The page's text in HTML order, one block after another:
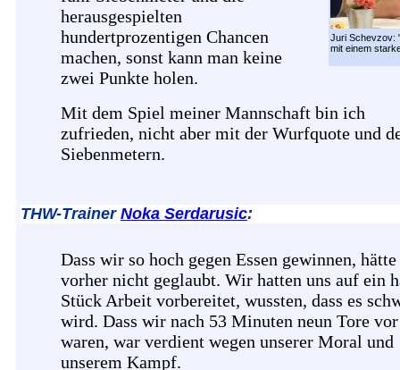
Juri Schevzov:
mit einem
herausgespielten
hundertprozentigen Chancen
machen, sonst kann man keine
zwei Punkte holen.
Mit dem Spiel meiner Mannschaft bin ich
zufrieden, nicht aber mit der Wurfquote und
Siebenmetern.
THW-Trainer Noka Serdarusic:
Dass wir so hoch gegen Essen gewinnen,
vorher nicht geglaubt. Wir hatten uns auf ein
Stück Arbeit vorbereitet, wussten, dass es
wird. Dass wir nach 53 Minuten neun Tore vor
waren, war verdient wegen unserer Moral und
unserem Kampf.